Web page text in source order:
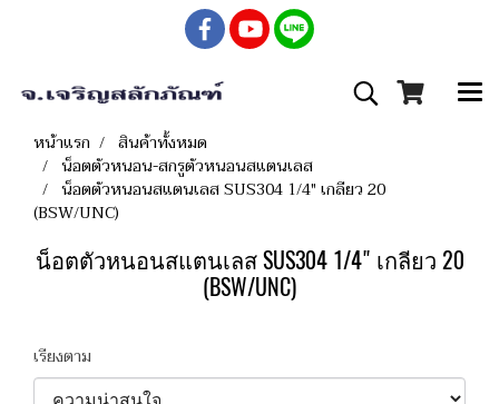
หน้าแรก
สินค้าทั้งหมด
น็อตตัวหนอน-สกรูตัวหนอนสแตนเลส
น็อตตัวหนอนสแตนเลส SUS304 1/4" เกลียว 20
(BSW/UNC)
น็อตตัวหนอนสแตนเลส SUS304 1/4" เกลียว 20
(BSW/UNC)
เรียงตาม